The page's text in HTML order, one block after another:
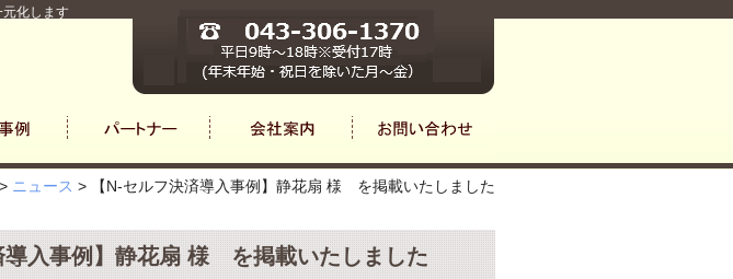
化します
> ニュース > 【N-セルフ決済導入事例】静花扇 様 を掲載いたしました
導入事例】静花扇 様 を掲載いたしました